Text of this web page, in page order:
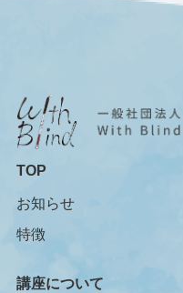
TOP
お知らせ
特徴
講座について